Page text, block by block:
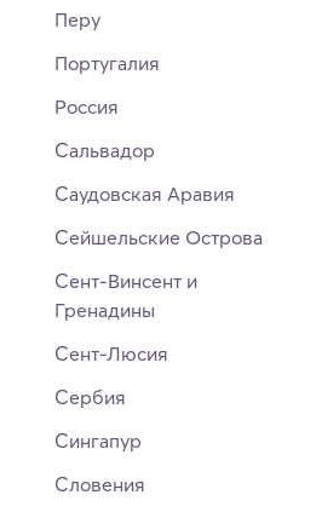
Перу
Португалия
Россия
Сальвадор
Саудовская Аравия
Сейшельские Острова
Сент-Винсент и
Гренадины
Сент-Люсия
Сербия
Сингапур
Словения